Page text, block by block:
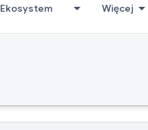
Ekosystem Więcej